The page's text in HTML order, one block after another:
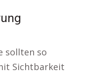
sollten so
Sichtbarkeit